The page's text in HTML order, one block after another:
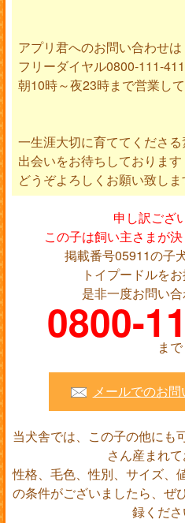
アプリ君へのお問い合わせは
フリーダイヤル0800-111-
朝10時～夜23時まで営業して
一生涯大切に育ててくださ
出会いをお待ちしております
どうぞよろしくお願い致しま
申し訳ござ
この子は飼い主さまが決
掲載番号05911の子
トイプードルをお
是非一度お問い
0800- まで
メールでのお
当犬舎では、この子の他にも
さん産まれて
性格、毛色、性別、サイズ、
の条件がございましたら、ぜ
録くださ